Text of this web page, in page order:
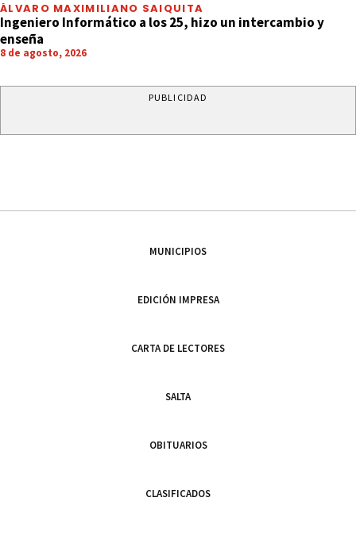
ÁLVARO MAXIMILIANO SAIQUITA
Ingeniero Informático a los 25, hizo un intercambio y
enseña
8 de agosto, 2026
PUBLICIDAD
MUNICIPIOS
EDICIÓN IMPRESA
CARTA DE LECTORES
SALTA
OBITUARIOS
CLASIFICADOS